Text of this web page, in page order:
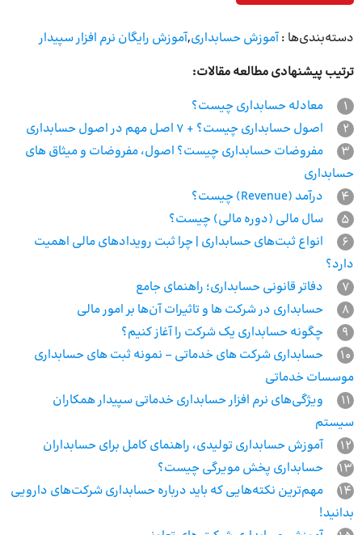
دسته‌بندی‌ها :آموزش حسابداری,آموزش رایگان نرم افزار سپیدار
ترتیب پیشنهادی مطالعه مقالات:
1
معادله حسابداری چیست؟
2
اصول حسابداری چیست؟ + 7 اصل مهم در اصول حسابداری
3
مفروضات حسابداری چیست؟ اصول، مفروضات و میثاق های
حسابداری
4
درآمد (Revenue) چیست؟
5
سال مالی (دوره مالی) چیست؟
6
انواع ثبت‌های حسابداری | چرا ثبت رویدادهای مالی اهمیت
دارد؟
7
دفاتر قانونی حسابداری؛ راهنمای جامع
8
حسابداری در شرکت ها و تاثیرات آن‌ها بر امور مالی
9
چگونه حسابداری یک شرکت را آغاز کنیم؟
10
حسابداری شرکت های خدماتی – نمونه ثبت های حسابداری
موسسات خدماتی
11
ویژگی‌های نرم افزار حسابداری خدماتی سپیدار همکاران
سیستم
12
آموزش حسابداری تولیدی، راهنمای کامل برای حسابداران
13
حسابداری پخش مویرگی چیست؟
14
مهم‌ترین نکته‌هایی که باید درباره حسابداری شرکت‌های دارویی
بدانید!